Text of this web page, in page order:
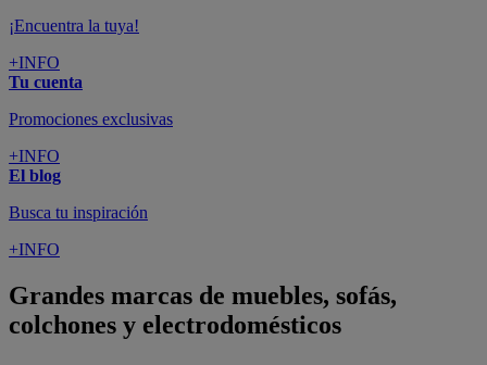
¡Encuentra la tuya!
+INFO
Tu cuenta
Promociones exclusivas
+INFO
El blog
Busca tu inspiración
+INFO
Grandes marcas de muebles, sofás,
colchones y electrodomésticos